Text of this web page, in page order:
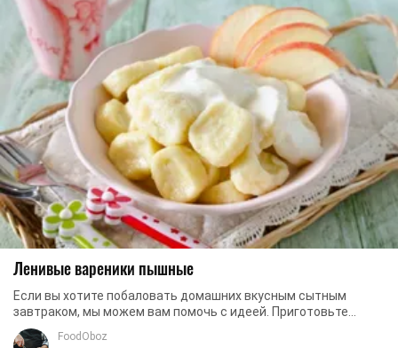
Ленивые вареники пышные
Если вы хотите побаловать домашних вкусным сытным
завтраком, мы можем вам помочь с идеей. Приготовьте
ленивые вареники по нашему рецепту. По сути, вы ...
FoodOboz